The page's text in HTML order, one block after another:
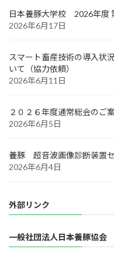
日本養豚大学校 2026年度
2026年6月17日
スマート畜産技術の導入状
いて（協力依頼）
2026年6月11日
２０２６年度通常総会のご
2026年6月5日
養豚 超音波画像診断装置
2026年6月4日
外部リンク
一般社団法人日本養豚協会